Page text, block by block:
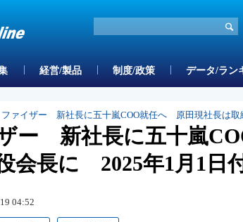
経営/製品 制度/政策 データ/ラン
ファイザー 新社長に五十嵐COO就任へ 原田現社長は
ー 新社長に五十嵐
会長に 2025年1月1日
04:52